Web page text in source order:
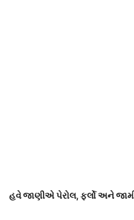
હવે જાણીએ પેરોલ, ફર્લો અને